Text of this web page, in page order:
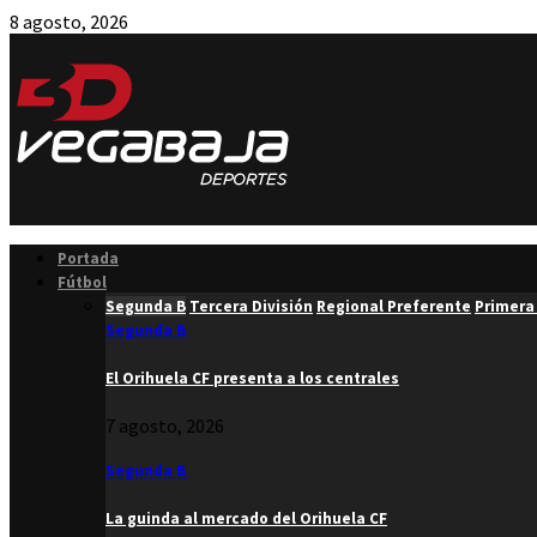
8 agosto, 2026
Portada
Fútbol
Segunda B Tercera División Regional Preferente
Segunda B
El Orihuela CF presenta a los centrales
7 agosto, 2026
Segunda B
La guinda al mercado del Orihuela CF